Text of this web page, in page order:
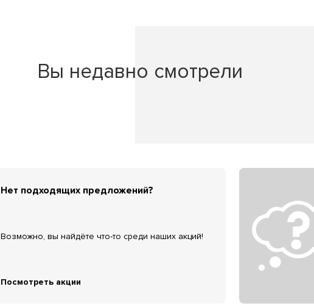
Вы недавно смотрели
Нет подходящих предложений?
Возможно, вы найдёте что-то среди наших акций!
Посмотреть акции